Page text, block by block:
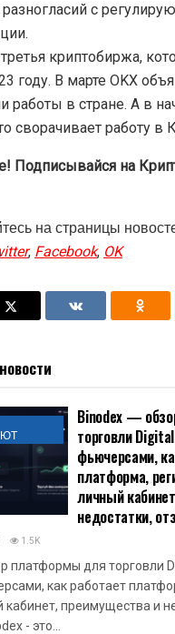
с
криптобиржа,
году. В марте OKX
работы в стране. А в
сворачивает работу в
Подписывайся на
на страницы
,Facebook,OK
Binodex —
торговли
фьючерсами,
платформа,
личный
недостатки,
1.5K
платформы для торговли
как работает
кабинет, преимущества и
- это...